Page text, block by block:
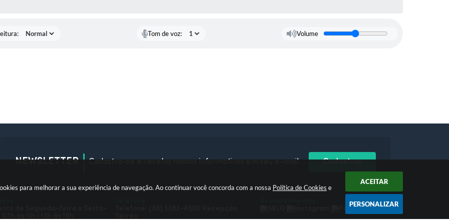
para melhorar a sua experiência de navegação. Ao continuar você concorda com a nossa Política de Cookies e
ACEITAR
PERSONALIZAR
Tom de voz: Volume
NEWSLETTER Cadastra-se e receba nossos informativos em seu e-mail Cadastrar